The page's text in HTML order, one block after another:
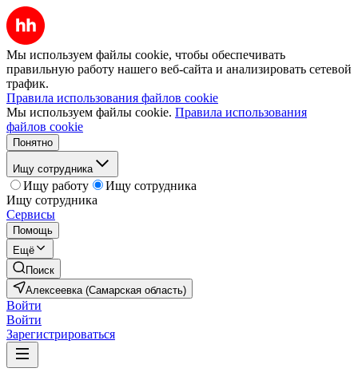
Мы используем файлы cookie, чтобы обеспечивать
правильную работу нашего веб-сайта и анализировать сетевой
трафик.
Правила использования файлов cookie
Мы используем файлы cookie. Правила использования
файлов cookie
Понятно
Ищу сотрудника
Ищу работу
Ищу сотрудника
Ищу сотрудника
Сервисы
Помощь
Ещё
Поиск
Алексеевка (Самарская область)
Войти
Войти
Зарегистрироваться